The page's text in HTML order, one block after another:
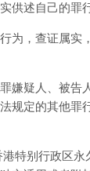
供述自己的罪
为，查证属
嫌疑人、被告
规定的其他罪
特别行政区